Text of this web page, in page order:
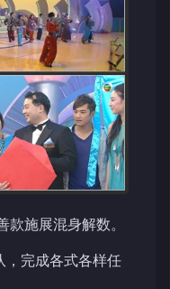
施展混身解数。
，完成各式各样任